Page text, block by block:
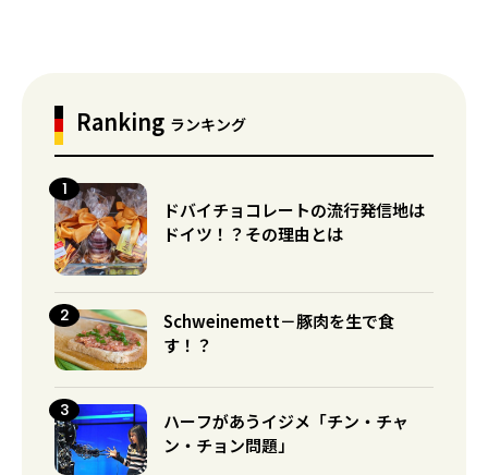
Ranking ランキング
ドバイチョコレートの流行発信地は
ドイツ！？その理由とは
Schweinemett－豚肉を生で食
す！？
ハーフがあうイジメ「チン・チャ
ン・チョン問題」